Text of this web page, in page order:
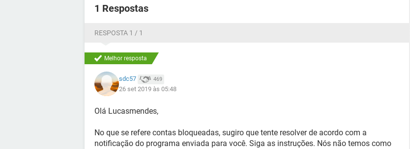
1 Respostas
RESPOSTA 1 / 1
Melhor resposta
sdc57 469
26 set 2019 às 05:48
Olá Lucasmendes,
No que se refere contas bloqueadas, sugiro que tente resolver de acordo com a
notificação do programa enviada para você. Siga as instruções. Nós não temos como